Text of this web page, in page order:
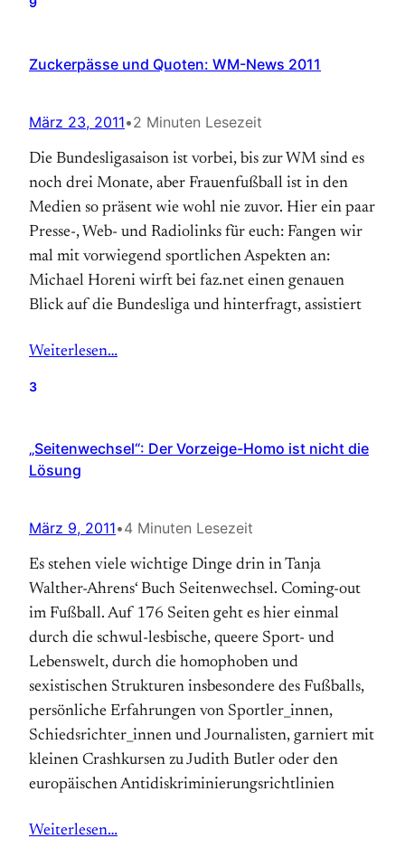
Zuckerpässe und Quoten: WM-News 2011
März 23, 2011•2 Minuten Lesezeit
Die Bundesligasaison ist vorbei, bis zur WM sind es
noch drei Monate, aber Frauenfußball ist in den
Medien so präsent wie wohl nie zuvor. Hier ein paar
Presse-, Web- und Radiolinks für euch: Fangen wir
mal mit vorwiegend sportlichen Aspekten an:
Michael Horeni wirft bei faz.net einen genauen
Blick auf die Bundesliga und hinterfragt, assistiert
Weiterlesen…
3
„Seitenwechsel“: Der Vorzeige-Homo ist nicht die
Lösung
März 9, 2011•4 Minuten Lesezeit
Es stehen viele wichtige Dinge drin in Tanja
Walther-Ahrens‘ Buch Seitenwechsel. Coming-out
im Fußball. Auf 176 Seiten geht es hier ein­mal
durch die schwul-lesbische, queere Sport- und
Lebenswelt, durch die homophoben und
sexistischen Strukturen insbesondere des Fuß­balls,
persönliche Erfahrungen von Sportler­_innen,
Schiedsrichter_innen und Journalisten, garniert mit
kleinen Crashkursen zu Judith Butler oder den
europäischen Anti­dis­krimi­nie­rungs­richt­linien
Weiterlesen…